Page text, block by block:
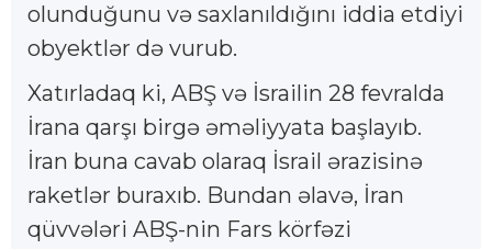
olunduğunu və saxlanıldığını iddia etdiyi
obyektlər də vurub.
Xatırladaq ki, ABŞ və İsrailin 28 fevralda
İrana qarşı birgə əməliyyata başlayıb.
İran buna cavab olaraq İsrail ərazisinə
raketlər buraxıb. Bundan əlavə, İran
qüvvələri ABŞ-nin Fars körfəzi